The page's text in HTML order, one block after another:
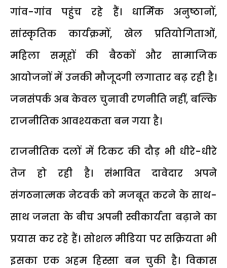
गांव-गांव पहुंच रहे हैं। धार्मिक अनुष्ठानों,
सांस्कृतिक कार्यक्रमों, खेल प्रतियोगिताओं,
महिला समूहों की बैठकों और सामाजिक
आयोजनों में उनकी मौजूदगी लगातार बढ़ रही है।
जनसंपर्क अब केवल चुनावी रणनीति नहीं, बल्कि
राजनीतिक आवश्यकता बन गया है।
राजनीतिक दलों में टिकट की दौड़ भी धीरे-धीरे
तेज हो रही है। संभावित दावेदार अपने
संगठनात्मक नेटवर्क को मजबूत करने के साथ-
साथ जनता के बीच अपनी स्वीकार्यता बढ़ाने का
प्रयास कर रहे हैं। सोशल मीडिया पर सक्रियता भी
इसका एक अहम हिस्सा बन चुकी है। विकास